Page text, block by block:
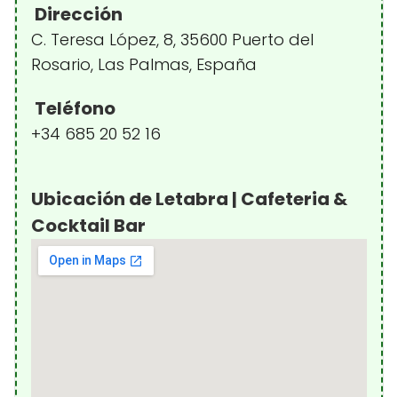
Dirección
C. Teresa López, 8, 35600 Puerto del
Rosario, Las Palmas, España
Teléfono
+34 685 20 52 16
Ubicación de Letabra | Cafeteria &
Cocktail Bar